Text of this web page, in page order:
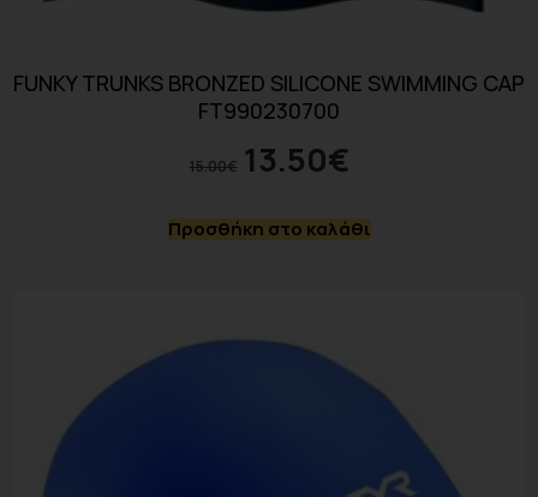
FUNKY TRUNKS BRONZED SILICONE SWIMMING CAP
FT990230700
15.00€ 13.50€
Προσθήκη στο καλάθι